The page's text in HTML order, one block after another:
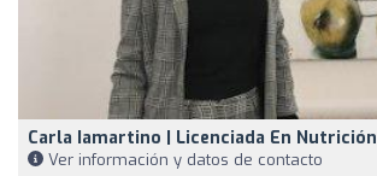
Carla Iamartino | Licenciada En Nutrición
Ver información y datos de contacto